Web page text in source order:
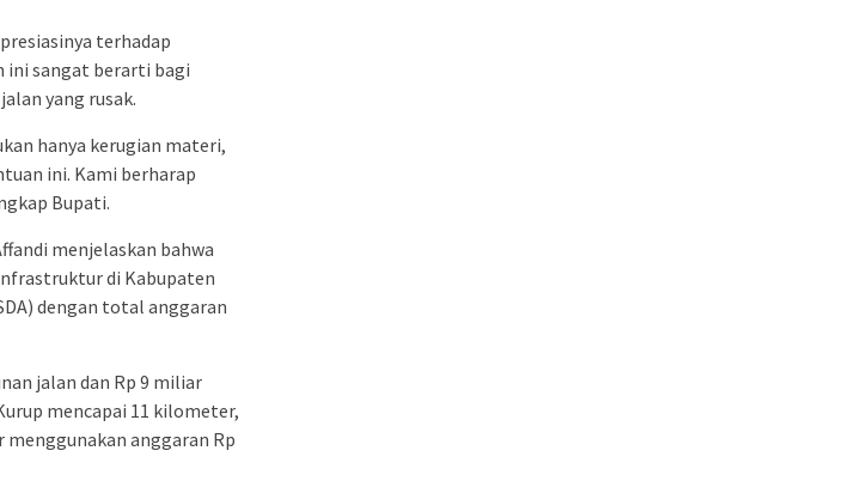
terhadap
ini sangat berarti bagi
yang rusak.
hanya kerugian materi,
ini. Kami berharap
Bupati.
menjelaskan bahwa
di Kabupaten
dengan total anggaran
jalan dan Rp 9 miliar
mencapai 11 kilometer,
anggaran Rp